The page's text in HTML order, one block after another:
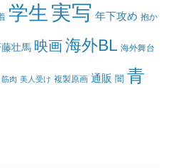
学生 実写 年下攻め 抱か
藤壮馬 映画海外BL 海外舞台
筋肉 美人受け 複製原画 通販 闇 青